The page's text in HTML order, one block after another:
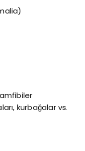
kurbağalar vs.